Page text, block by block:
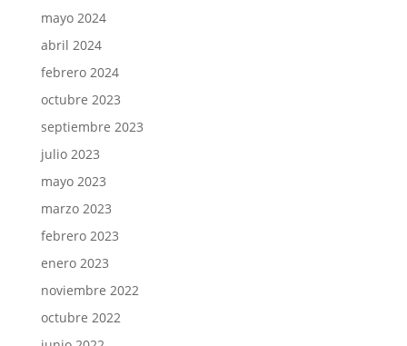
mayo 2024
abril 2024
febrero 2024
octubre 2023
septiembre 2023
julio 2023
mayo 2023
marzo 2023
febrero 2023
enero 2023
noviembre 2022
octubre 2022